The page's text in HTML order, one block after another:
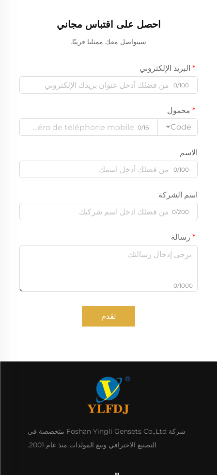
احصل على اقتباس مجاني
سيتواصل معك ممثلنا قريبًا.
البريد الإلكتروني
0/100
محمول
Code
0/16
الاسم
0/100
اسم الشركة
0/200
رسالة
0/1000
تقدم
شركة Foshan Yingli Gensets Co.,Ltd متخصصة في
التصنيع الاحترافي وبيع المولدات منذ عام 2001.